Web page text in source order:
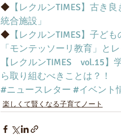
◆ 【レクルンTIMES】古き
統合施設」
◆ 【レクルンTIMES】子ど
「モンテッソーリ教育」と
【レクルンTIMES　vol.15
ら取り組むべきことは？！
#ニュースレター #イベント
楽しくて賢くなる子育てノート